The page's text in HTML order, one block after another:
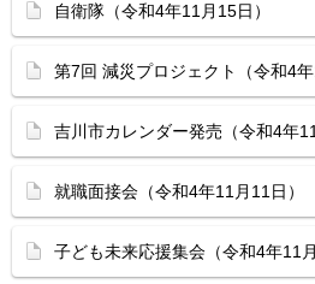
自衛隊（令和4年11月15日）
第7回 減災プロジェクト（令和4年
吉川市カレンダー発売（令和4年
就職面接会（令和4年11月11日）
子ども未来応援集会（令和4年11月